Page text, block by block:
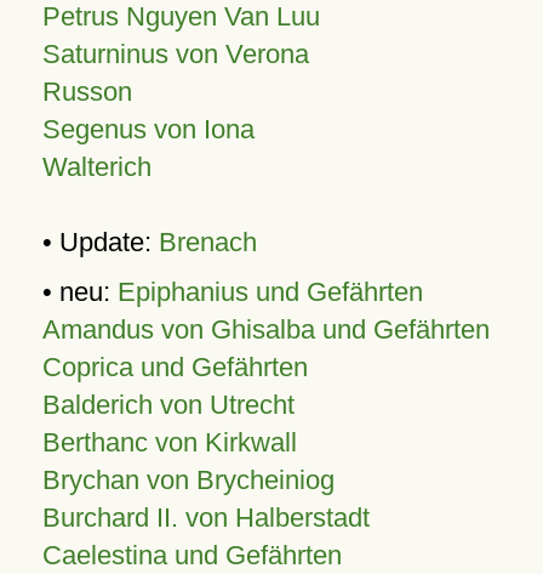
Petrus Nguyen Van Luu
Saturninus von Verona
Russon
Segenus von Iona
Walterich
• Update: Brenach
• neu: Epiphanius und Gefährten
Amandus von Ghisalba und Gefährten
Coprica und Gefährten
Balderich von Utrecht
Berthanc von Kirkwall
Brychan von Brycheiniog
Burchard II. von Halberstadt
Caelestina und Gefährten